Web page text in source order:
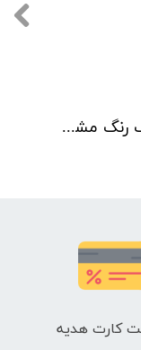
شلوار زنانه اچ اند ام مدل کلاسیک رنگ مشکی
کارت هدیه